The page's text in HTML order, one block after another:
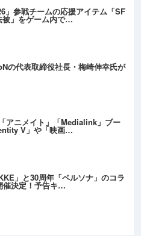
」参戦チームの応援アイテム「SF
被」をゲーム内で…
の代表取締役社長・梅崎伸幸氏が
アニメイト」「Medialink」ブー
V」や「映画…
」と30周年「ペルソナ」のコラ
催決定！予告キ…